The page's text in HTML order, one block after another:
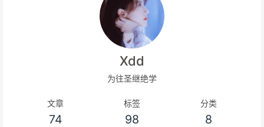
Xdd
为往圣继绝学
文章
74
标签
98
分类
8